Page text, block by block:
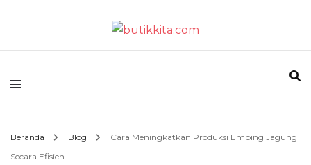
butikkita.com
Beranda Blog
Cara Meningkatkan Produksi Emping Jagung
Secara Efisien